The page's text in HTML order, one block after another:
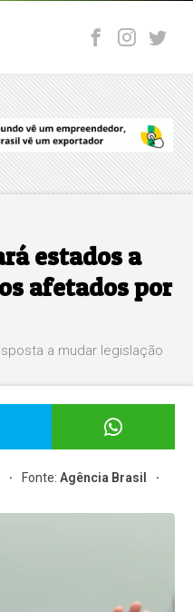
estados a
afetados por
a mudar legislação
Fonte:Agência Brasil